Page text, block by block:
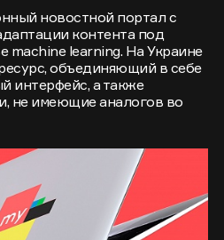
новостной портал с
контента под
machine learning. На Украине
объединяющий в себе
интерфейс, а также
не имеющие аналогов во